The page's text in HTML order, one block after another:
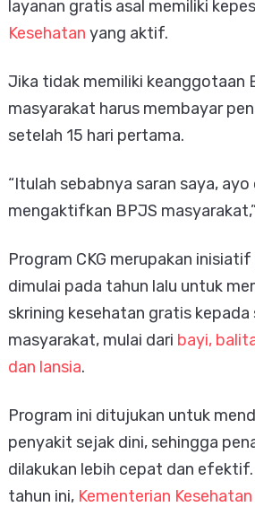
layanan gratis asal memiliki
Kesehatan yang aktif.
Jika tidak memiliki keanggotaan
masyarakat harus membayar
setelah 15 hari pertama.
“Itulah sebabnya saran saya,
mengaktifkan BPJS
Program CKG merupakan
dimulai pada tahun lalu untuk
skrining kesehatan gratis kepada
masyarakat, mulai dari bayi,
dan lansia.
Program ini ditujukan untuk
penyakit sejak dini, sehingga
dilakukan lebih cepat dan
tahun ini, Kementerian Kesehatan